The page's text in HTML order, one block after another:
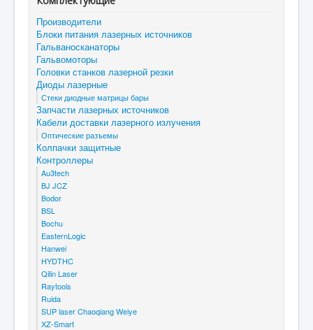
Производители
Блоки питания лазерных источников
Гальваносканаторы
Гальвомоторы
Головки станков лазерной резки
Диоды лазерные
Стеки диодные матрицы бары
Запчасти лазерных источников
Кабели доставки лазерного излучения
Оптические разъемы
Колпачки защитные
Контроллеры
Au3tech
BJ JCZ
Bodor
BSL
Bochu
EasternLogic
Hanwei
HYDTHC
Qilin Laser
Raytools
Ruida
SUP laser Chaoqiang Weiye
XZ-Smart